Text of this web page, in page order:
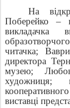
На
Поберейко –
викладачка
читачка;
директора
музею;
художниця;
виставці